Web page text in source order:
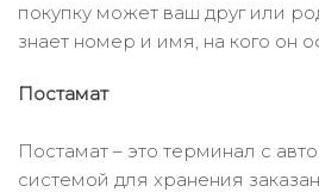
покупку может ваш друг или
знает номер и имя, на кого он
Постамат
Постамат – это терминал с
системой для хранения